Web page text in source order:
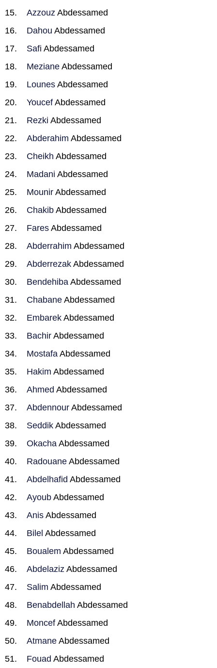
Azzouz Abdessamed
Dahou Abdessamed
Safi Abdessamed
Meziane Abdessamed
Lounes Abdessamed
Youcef Abdessamed
Rezki Abdessamed
Abderahim Abdessamed
Cheikh Abdessamed
Madani Abdessamed
Mounir Abdessamed
Chakib Abdessamed
Fares Abdessamed
Abderrahim Abdessamed
Abderrezak Abdessamed
Bendehiba Abdessamed
Chabane Abdessamed
Embarek Abdessamed
Bachir Abdessamed
Mostafa Abdessamed
Hakim Abdessamed
Ahmed Abdessamed
Abdennour Abdessamed
Seddik Abdessamed
Okacha Abdessamed
Radouane Abdessamed
Abdelhafid Abdessamed
Ayoub Abdessamed
Anis Abdessamed
Bilel Abdessamed
Boualem Abdessamed
Abdelaziz Abdessamed
Salim Abdessamed
Benabdellah Abdessamed
Moncef Abdessamed
Atmane Abdessamed
Fouad Abdessamed